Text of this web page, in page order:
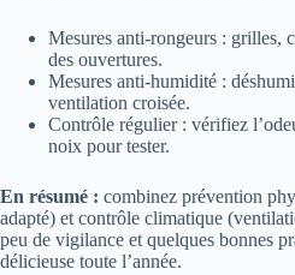
Mesures anti-rongeurs : grilles,
des ouvertures.
Mesures anti-humidité :
ventilation croisée.
Contrôle régulier : vérifiez
noix pour tester.
En résumé : combinez prévention
adapté) et contrôle climatique
peu de vigilance et quelques bonnes
délicieuse toute l’année.